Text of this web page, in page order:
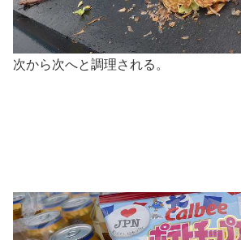
次から次へと調理される。